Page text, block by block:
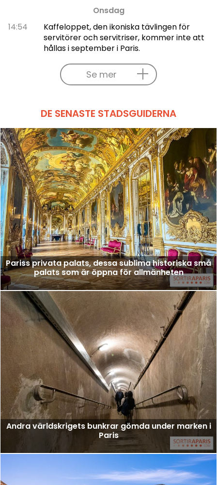
Onsdag
14:54
Kaffeloppet, den ikoniska tävlingen för
servitörer och servitriser, kommer inte att
hållas i september i Paris.
Se mer
DE SENASTE STADSGUIDERNA
Pariss privata palats, dessa sublima historiska små
palats som är öppna för allmänheten
Andra världskrigets bunkrar gömda under marken i
Paris